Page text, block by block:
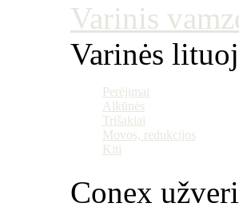
Varinis
Varinės
Perėjimai
Alkūnės
Trišakiai
Movos, redukcijos
Kiti
Conex